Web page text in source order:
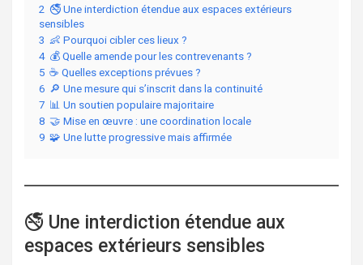
2 🚭 Une interdiction étendue aux espaces extérieurs
sensibles
3 👶 Pourquoi cibler ces lieux ?
4 💰 Quelle amende pour les contrevenants ?
5 ☕ Quelles exceptions prévues ?
6 🔎 Une mesure qui s’inscrit dans la continuité
7 📊 Un soutien populaire majoritaire
8 🤝 Mise en œuvre : une coordination locale
9 🧩 Une lutte progressive mais affirmée
🚭 Une interdiction étendue aux
espaces extérieurs sensibles